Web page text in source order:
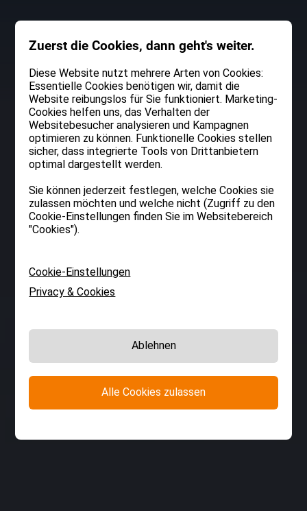
Zuerst die Cookies, dann geht's weiter.
Diese Website nutzt mehrere Arten von Cookies:
Essentielle Cookies benötigen wir, damit die
Website reibungslos für Sie funktioniert. Marketing-
Cookies helfen uns, das Verhalten der
Websitebesucher analysieren und Kampagnen
optimieren zu können. Funktionelle Cookies stellen
sicher, dass integrierte Tools von Drittanbietern
optimal dargestellt werden.
Sie können jederzeit festlegen, welche Cookies sie
zulassen möchten und welche nicht (Zugriff zu den
Cookie-Einstellungen finden Sie im Websitebereich
"Cookies").
Cookie-Einstellungen
Privacy & Cookies
Ablehnen
Alle Cookies zulassen